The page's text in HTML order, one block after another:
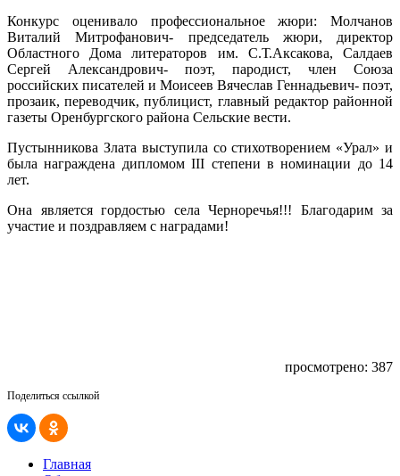
Конкурс оценивало профессиональное жюри: Молчанов
Виталий Митрофанович- председатель жюри, директор
Областного Дома литераторов им. С.Т.Аксакова, Салдаев
Сергей Александрович- поэт, пародист, член Союза
российских писателей и Моисеев Вячеслав Геннадьевич- поэт,
прозаик, переводчик, публицист, главный редактор районной
газеты Оренбургского района Сельские вести.
Пустынникова Злата выступила со стихотворением «Урал» и
была награждена дипломом III степени в номинации до 14
лет.
Она является гордостью села Черноречья!!! Благодарим за
участие и поздравляем с наградами!
просмотрено: 387
Поделиться ссылкой
Главная